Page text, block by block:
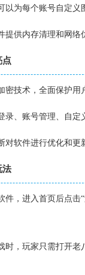
为每个账号自定义
提供内存清理和网络
点
密技术，全面保护用
录、账号管理、自定
对软件进行优化和更
法
件，进入首页后点
时，玩家只需打开